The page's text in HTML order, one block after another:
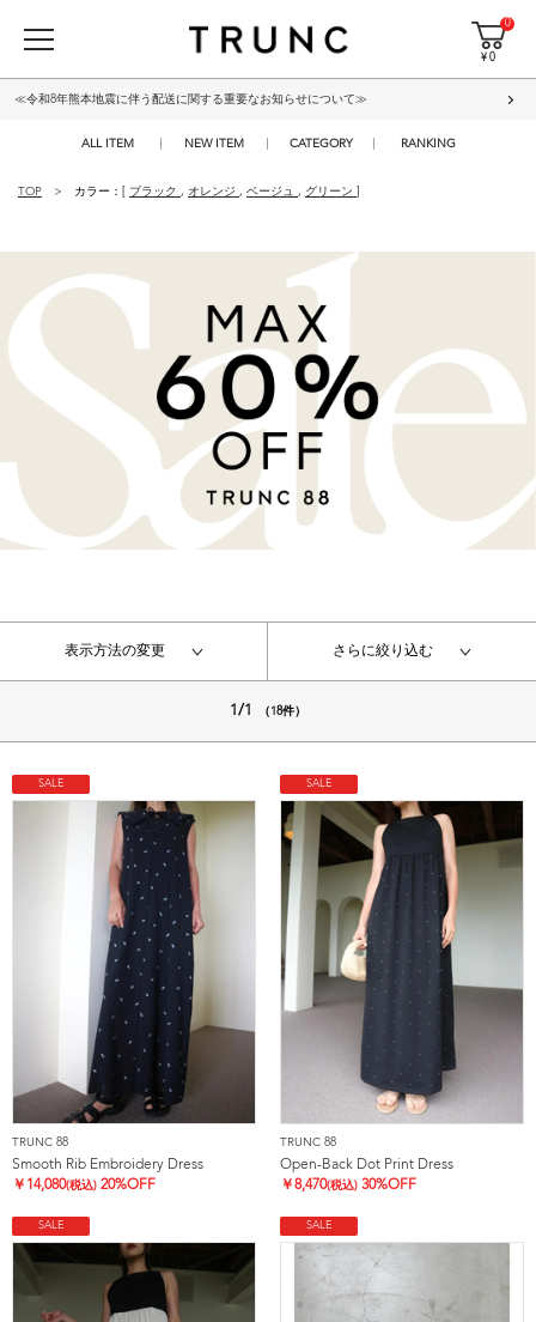
0
¥ 0
≪令和8年熊本地震に伴う配送に関する重要なお知らせについて≫
ALL ITEM NEW ITEM CATEGORY RANKING
TOP カラー：[ ブラック , オレンジ , ベージュ , グリーン
表示方法の変更 さらに絞り込む
1/1 （18件）
SALE
TRUNC 88
Smooth Rib Embroidery Dress
￥ 14,080(税込) 20%OFF
SALE
TRUNC 88
Open-Back Dot Print Dress
￥8,470(税込) 30%OFF
SALE SALE